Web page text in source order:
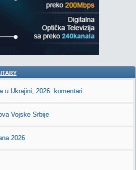
u Ukrajini, 2026. komentari
Vojske Srbije
2026